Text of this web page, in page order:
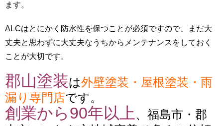
ます。
ALCはとにかく防水性を保つことが必須ですので、まだ大
丈夫と思わずに大丈夫なうちからメンテナンスをしておく
ことが大切です。
郡山塗装は外壁塗装・屋根塗装・雨
漏り専門店です。
創業から90年以上 、福島市・郡